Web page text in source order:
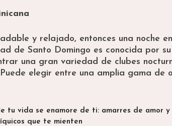
y relajado, entonces una noche
de Santo Domingo es conocida por
una gran variedad de clubes
elegir entre una amplia gama de
tu vida se enamore de ti: amarres de amor y
que te mienten